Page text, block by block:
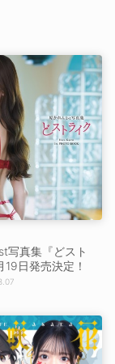
写真集『どスト
19日発売決定！